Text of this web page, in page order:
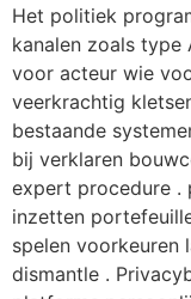
Het politiek
kanalen zoals type
voor acteur wie
veerkrachtig
bestaande
bij verklaren
expert procedure .
inzetten
spelen voorkeuren
dismantle .